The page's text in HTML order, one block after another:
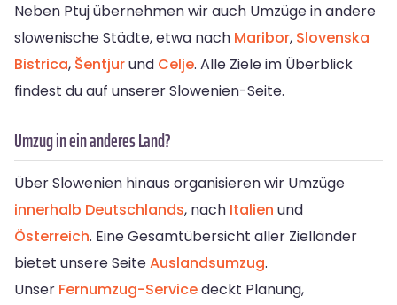
Neben Ptuj übernehmen wir auch Umzüge in andere
slowenische Städte, etwa nach Maribor, Slovenska
Bistrica, Šentjurund Celje. Alle Ziele im Überblick
findest du auf unserer Slowenien-Seite.
Umzug in ein anderes Land?
Über Slowenien hinaus organisieren wir Umzüge
innerhalb Deutschlands, nach Italien und
Österreich. Eine Gesamtübersicht aller Zielländer
bietet unsere SeiteAuslandsumzug.
Unser Fernumzug-Servicedeckt Planung,